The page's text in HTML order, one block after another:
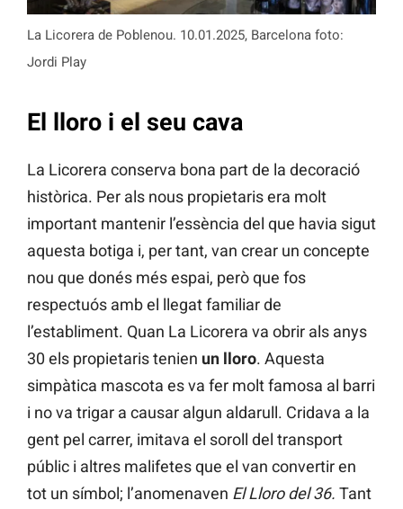
La Licorera de Poblenou. 10.01.2025, Barcelona foto:
Jordi Play
El lloro i el seu cava
La Licorera conserva bona part de la decoració
històrica. Per als nous propietaris era molt
important mantenir l’essència del que havia sigut
aquesta botiga i, per tant, van crear un concepte
nou que donés més espai, però que fos
respectuós amb el llegat familiar de
l’establiment. Quan La Licorera va obrir als anys
30 els propietaris tenien un lloro. Aquesta
simpàtica mascota es va fer molt famosa al barri
i no va trigar a causar algun aldarull. Cridava a la
gent pel carrer, imitava el soroll del transport
públic i altres malifetes que el van convertir en
tot un símbol; l’anomenaven El Lloro del 36. Tant